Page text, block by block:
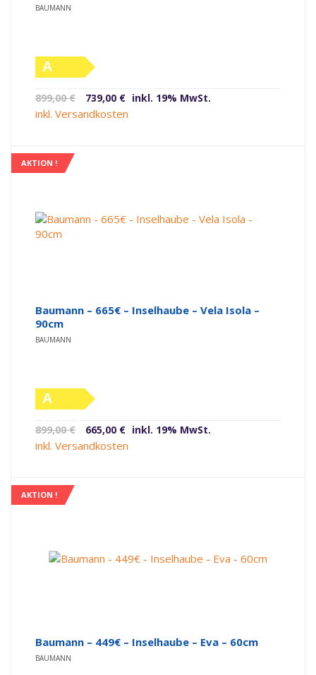
BAUMANN
A
Label)
899,00€
Ursprünglicher
Preis
739,00 € Aktueller
inkl. 19% MwSt.
inkl. Versandkosten
AKTION !
Baumann – 665€ – Inselhaube – Vela Isola –
90cm
BAUMANN
A
Label)
899,00€
Ursprünglicher
Preis
665,00 € Aktueller
inkl. 19% MwSt.
inkl. Versandkosten
AKTION !
Baumann – 449€ – Inselhaube – Eva – 60cm
BAUMANN